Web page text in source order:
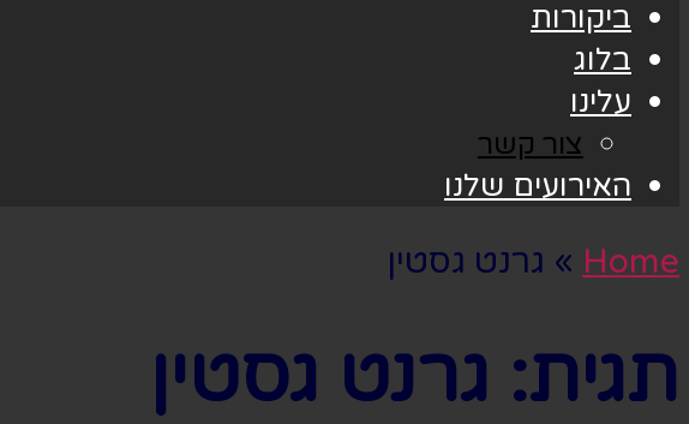
ביקורות
בלוג
עלינו
צור קשר
האירועים שלנו
Home
» גרנט גסטין
תגית: גרנט גסטין